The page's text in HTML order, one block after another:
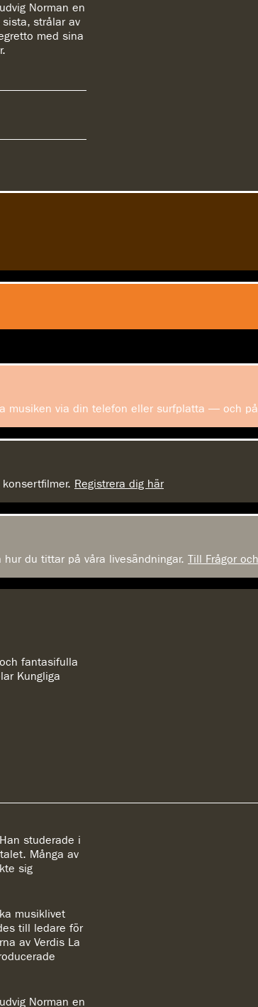
Norman en
strålar av
med sina
musiken via din telefon eller surfplatta — och
Registrera dig här
du tittar på våra livesändningar. Till Frågor
fantasifulla
Kungliga
studerade i
Många av
sig
musiklivet
till ledare för
av Verdis La
Norman en